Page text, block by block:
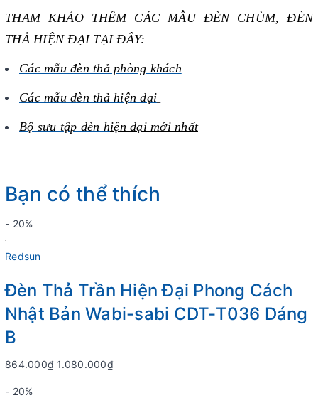
THAM KHẢO THÊM CÁC MẪU ĐÈN CHÙM, ĐÈN
THẢ HIỆN ĐẠI TẠI ĐÂY:
Các mẫu đèn thả phòng khách
Các mẫu đèn thả hiện đại
Bộ sưu tập đèn hiện đại mới nhất
Bạn có thể thích
- 20%
Redsun
Đèn Thả Trần Hiện Đại Phong Cách
Nhật Bản Wabi-sabi CDT-T036 Dáng
B
864.000₫1.080.000₫
- 20%